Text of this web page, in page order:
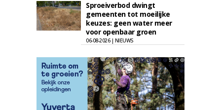
Sproeiverbod dwingt
gemeenten tot moeilijke
keuzes: geen water meer
voor openbaar groen
06-08-2026 | NIEUWS